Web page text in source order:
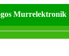
Murrelektronik